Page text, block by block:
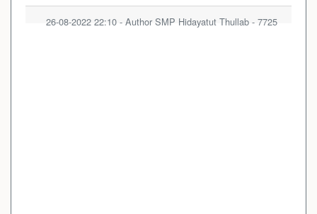
26-08-2022 22:10 - Author SMP Hidayatut Thullab - 7725